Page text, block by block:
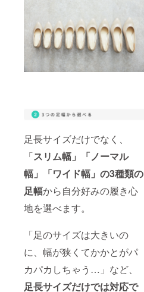
足長サイズだけでなく、
「スリム幅」「ノーマル
幅」「ワイド幅」の3種類の
足幅から自分好みの履き心
地を選べます。
「足のサイズは大きいの
に、幅が狭くてかかとがパ
カパカしちゃう…」など、
足長サイズだけでは対応で